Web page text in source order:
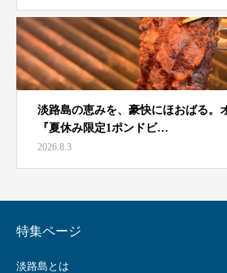
淡路島の恵みを、豪快にほおばる。
『夏休み限定1ポンドビ…
2026.8.3
特集ページ
淡路島とは